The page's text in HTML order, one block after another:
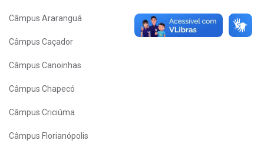
Câmpus Araranguá
Câmpus Caçador
Câmpus Canoinhas
Câmpus Chapecó
Câmpus Criciúma
Câmpus Florianópolis